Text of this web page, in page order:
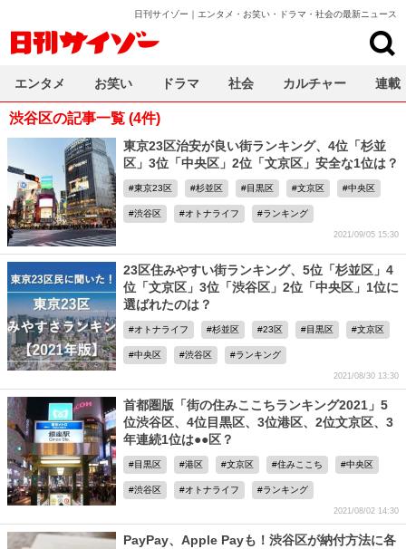
日刊サイゾー｜エンタメ・お笑い・ドラマ・社会の最新ニュース
渋谷区の記事一覧 (4件)
東京23区治安が良い街ランキング、4位「杉並
区」3位「中央区」2位「文京区」安全な1位は？
東京23区 杉並区 目黒区 文京区 中央区
渋谷区 オトナライフ ランキング
2021/09/05 15:30
23区住みやすい街ランキング、5位「杉並区」4
位「文京区」3位「渋谷区」2位「中央区」1位に
選ばれたのは？
オトナライフ 杉並区 23区 目黒区 文京区
中央区 渋谷区 ランキング
2021/08/30 13:30
首都圏版「街の住みここちランキング2021」5
位渋谷区、4位目黒区、3位港区、2位文京区、3
年連続1位は●●区？
目黒区 港区 文京区 住みここち 中央区
渋谷区 オトナライフ ランキング
2021/08/02 14:30
PayPay、Apple Payも！渋谷区が納付方法に各
エンタメ お笑い ドラマ 社会 カルチャー 連載